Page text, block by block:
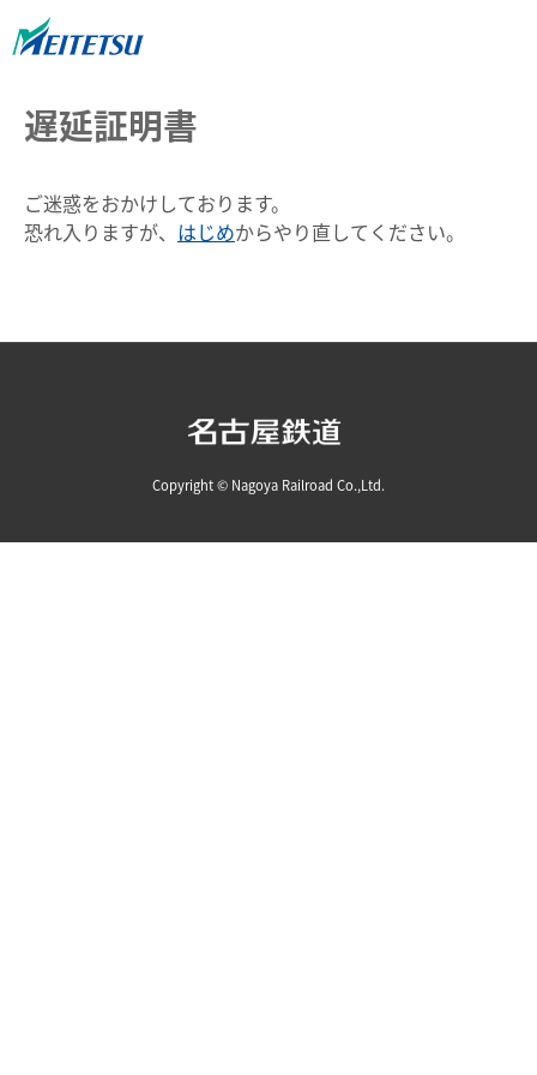
遅延証明書
ご迷惑をおかけしております。
恐れ入りますが、 はじめからやり直してください。
Copyright © Nagoya Railroad Co.,Ltd.